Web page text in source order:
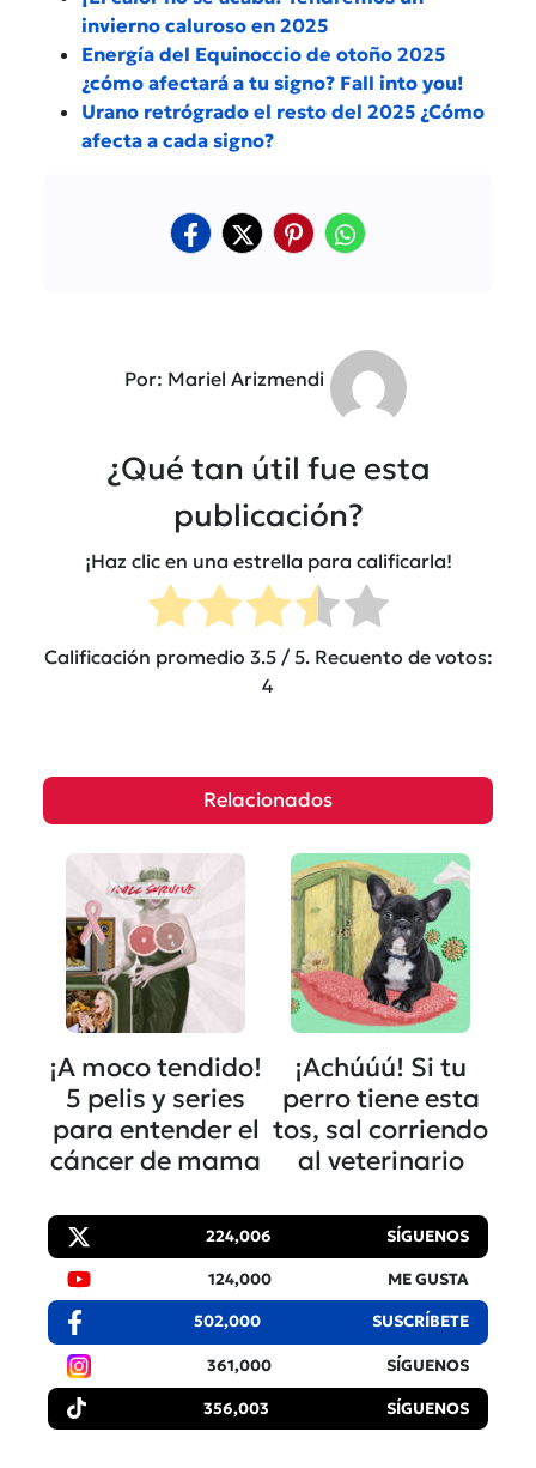
invierno caluroso en 2025
Energía del Equinoccio de otoño 2025
¿cómo afectará a tu signo? Fall into you!
Urano retrógrado el resto del 2025 ¿Cómo
afecta a cada signo?
Por: Mariel Arizmendi
¿Qué tan útil fue esta
publicación?
¡Haz clic en una estrella para calificarla!
Calificación promedio 3.5/ 5. Recuento de votos:
4
Relacionados
¡A moco tendido!
5 pelis y series
para entender el
cáncer de mama
¡Achúúú! Si tu
perro tiene esta
tos, sal corriendo
al veterinario
224,006 SÍGUENOS
124,000 ME GUSTA
502,000 SUSCRÍBETE
361,000 SÍGUENOS
356,003 SÍGUENOS